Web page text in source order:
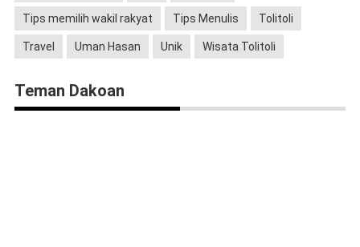
Tips memilih wakil rakyat Tips Menulis Tolitoli
Travel Uman Hasan Unik Wisata Tolitoli
Teman Dakoan